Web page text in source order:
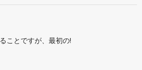
ことですが、最初の!